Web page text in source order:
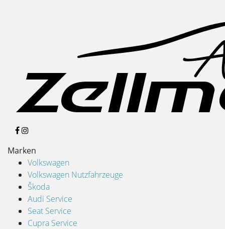
Marken
Volkswagen
Volkswagen Nutzfahrzeuge
Škoda
Audi Service
Seat Service
Cupra Service